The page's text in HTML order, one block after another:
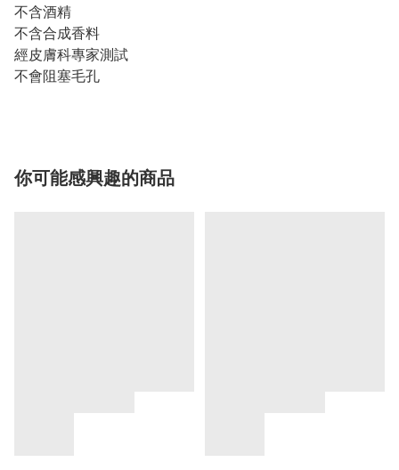
不含酒精
不含合成香料
經皮膚科專家測試
不會阻塞毛孔
你可能感興趣的商品